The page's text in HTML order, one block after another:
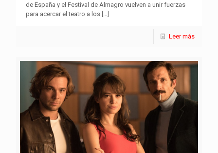
de España y el Festival de Almagro vuelven a unir fuerzas
para acercar el teatro a los […]
Leer más